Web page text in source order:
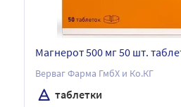
Магнерот 500 мг 50 шт.
Верваг Фарма ГмбХ и Ко.КГ
таблетки